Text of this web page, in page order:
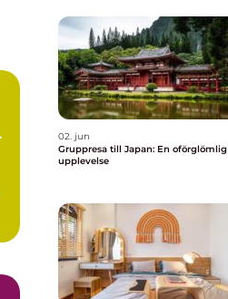
02. jun
Gruppresa till Japan: En oförglömlig
upplevelse